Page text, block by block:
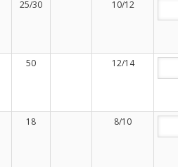
25/30 10/12
50 12/14
18 8/10